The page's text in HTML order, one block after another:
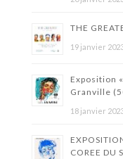
THE
19 janvier
Exposition
Granville
18 janvier
COREE DU